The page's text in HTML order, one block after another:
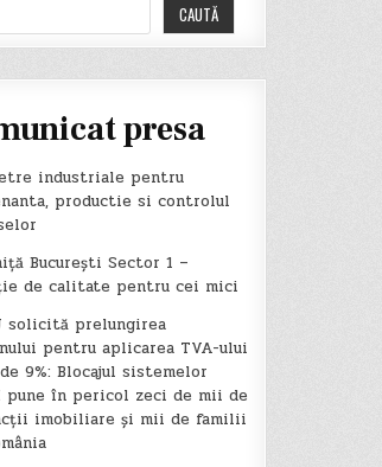
CAUTĂ
presa
industriale pentru
productie si controlul
București Sector 1 –
de calitate pentru cei mici
solicită prelungirea
pentru aplicarea TVA-ului
9%: Blocajul sistemelor
pune în pericol zeci de mii de
imobiliare și mii de familii